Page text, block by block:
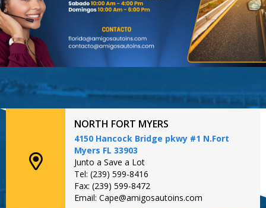
NORTH FORT MYERS
4150 Hancock Bridge pkwy #1 N.Fort
Myers FL 33903
Junto a Save a Lot
Tel: (239) 599-8416
Fax: (239) 599-8472
Email: Cape@amigosautoins.com